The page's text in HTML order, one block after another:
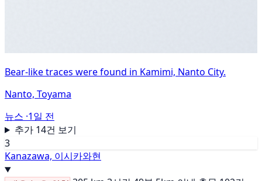
Bear-like traces were found in Kamimi, Nanto City.
Nanto, Toyama
뉴스 ·1일 전
추가 14건 보기
3
Kanazawa, 이시카와현